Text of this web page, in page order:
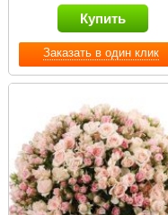
Заказать в один клик
Купить